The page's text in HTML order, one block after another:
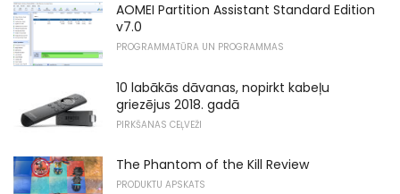
AOMEI Partition Assistant Standard Edition
v7.0
PROGRAMMATŪRA UN PROGRAMMAS
10 labākās dāvanas, nopirkt kabeļu
griezējus 2018. gadā
PIRKŠANAS CEĻVEŽI
The Phantom of the Kill Review
PRODUKTU APSKATS